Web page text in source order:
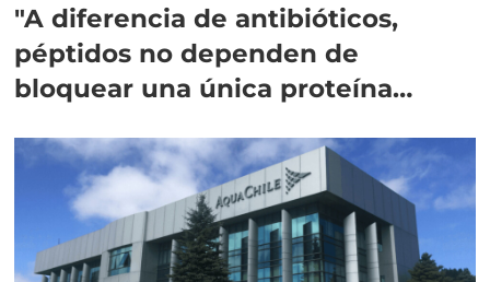
"A diferencia de antibióticos,
péptidos no dependen de
bloquear una única proteína